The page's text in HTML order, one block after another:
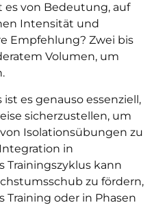
es von Bedeutung, auf
Intensität und
Empfehlung? Zwei bis
Volumen, um
es genauso essenziell,
sicherzustellen, um
Isolationsübungen zu
in
Trainingszyklus kann
zu fördern,
Training oder in Phasen